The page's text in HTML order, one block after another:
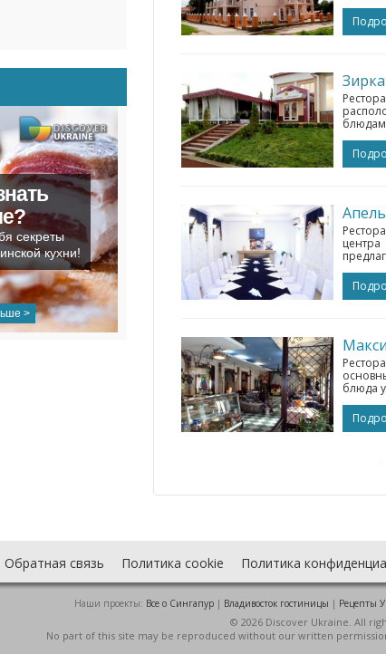
секреты
кухни!
>
Зирка
блюда
Обратная связь Политика cookie Политика
Наши проекты: Все о Cингапур | Владивосток гостиницы | Рецепты
© 2026 Discover Ukraine. All
No part of this site may be reproduced without our written